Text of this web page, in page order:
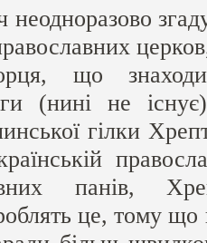
що
(нині не
гілки
панів,
це, тому що